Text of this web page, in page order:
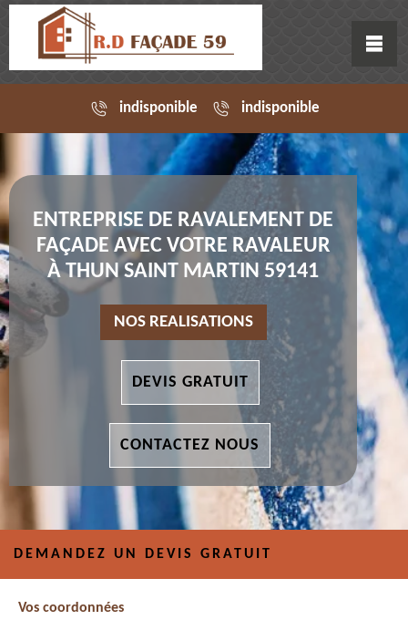
indisponible indisponible
ENTREPRISE DE RAVALEMENT DE
FAÇADE AVEC VOTRE RAVALEUR
À THUN SAINT MARTIN 59141
NOS REALISATIONS
DEVIS GRATUIT
CONTACTEZ NOUS
DEMANDEZ UN DEVIS GRATUIT
Vos coordonnées